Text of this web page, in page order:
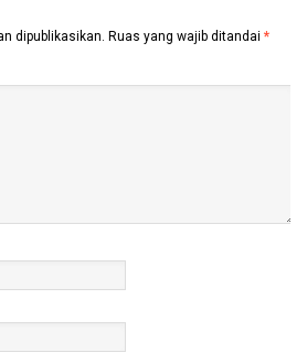
dipublikasikan. Ruas yang wajib ditandai *